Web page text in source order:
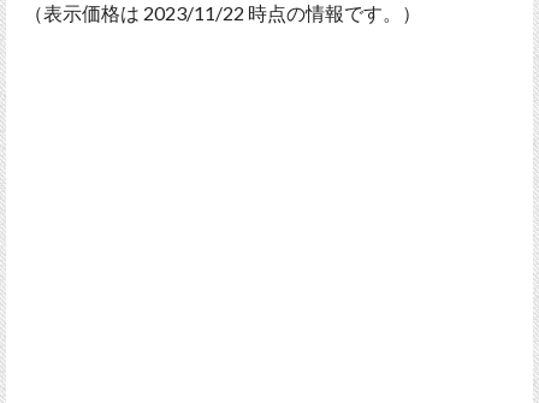
（表示価格は 2023/11/22 時点の情報です。）